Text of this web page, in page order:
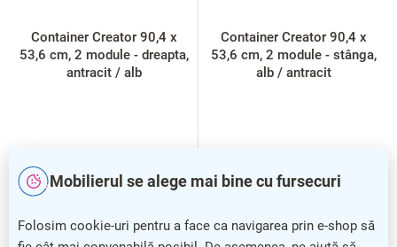
Mobilierul se alege mai bine cu fursecuri
Folosim cookie-uri pentru a face ca navigarea prin e-shop să
Container Creator 90,4 x
53,6 cm, 2 module - dreapta,
antracit / alb
Container Creator 90,4 x
53,6 cm, 2 module - stânga,
alb / antracit